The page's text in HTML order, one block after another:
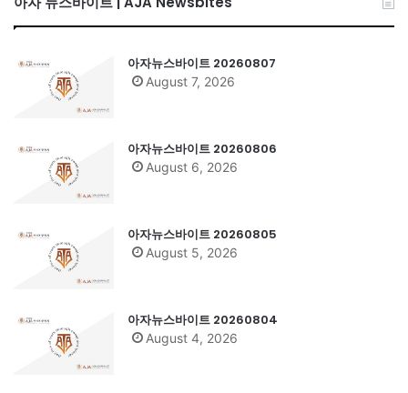
아자뉴스바이트 20260807
August 7, 2026
아자뉴스바이트 20260806
August 6, 2026
아자뉴스바이트 20260805
August 5, 2026
아자뉴스바이트 20260804
August 4, 2026